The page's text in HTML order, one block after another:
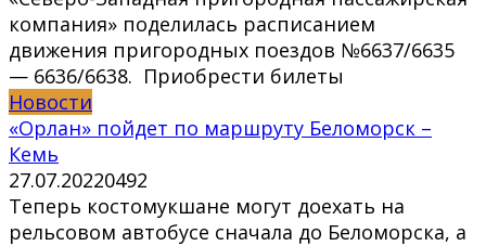
компания» поделилась расписанием
движения пригородных поездов №6637/6635
— 6636/6638. Приобрести билеты
Новости
«Орлан» пойдет по маршруту Беломорск –
Кемь
27.07.20220492
Теперь костомукшане могут доехать на
рельсовом автобусе сначала до Беломорска, а